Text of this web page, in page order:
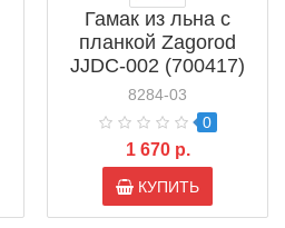
Гамак из льна с
планкой Zagorod
JJDC-002 (700417)
8284-03
0
1 670 р.
КУПИТЬ